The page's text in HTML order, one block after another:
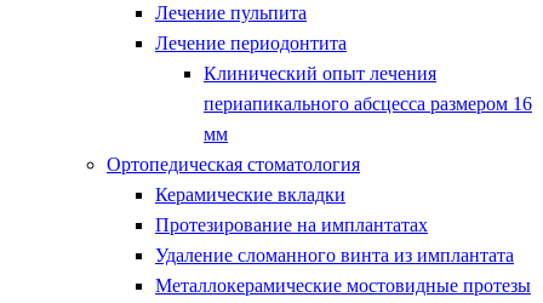
Лечение пульпита
Лечение периодонтита
Клинический опыт лечения
периапикального абсцесса размером 16
мм
Ортопедическая стоматология
Керамические вкладки
Протезирование на имплантатах
Удаление сломанного винта из имплантата
Металлокерамические мостовидные протезы